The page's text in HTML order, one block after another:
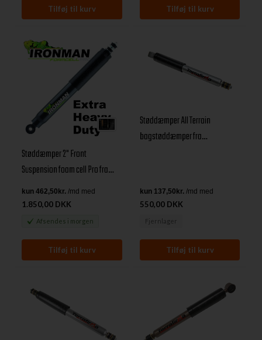
Støddæmper 2" Front
Suspension foam cell Pro fra
Ironman4x4 til Land Rover
Defender, Discovery I & Range
Rover Classic
1.850,00 DKK
Afsendes i morgen
Støddæmper All Terrain
bagstøddæmper fra
550,00 DKK
Fjernlager